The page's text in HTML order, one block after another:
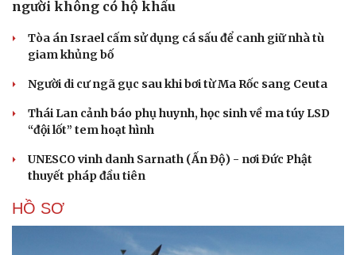
người không có hộ khẩu
Tòa án Israel cấm sử dụng cá sấu để canh giữ nhà tù
giam khủng bố
Người di cư ngã gục sau khi bơi từ Ma Rốc sang Ceuta
Thái Lan cảnh báo phụ huynh, học sinh về ma túy LSD
“đội lốt” tem hoạt hình
UNESCO vinh danh Sarnath (Ấn Độ) - nơi Đức Phật
thuyết pháp đầu tiên
HỒ SƠ